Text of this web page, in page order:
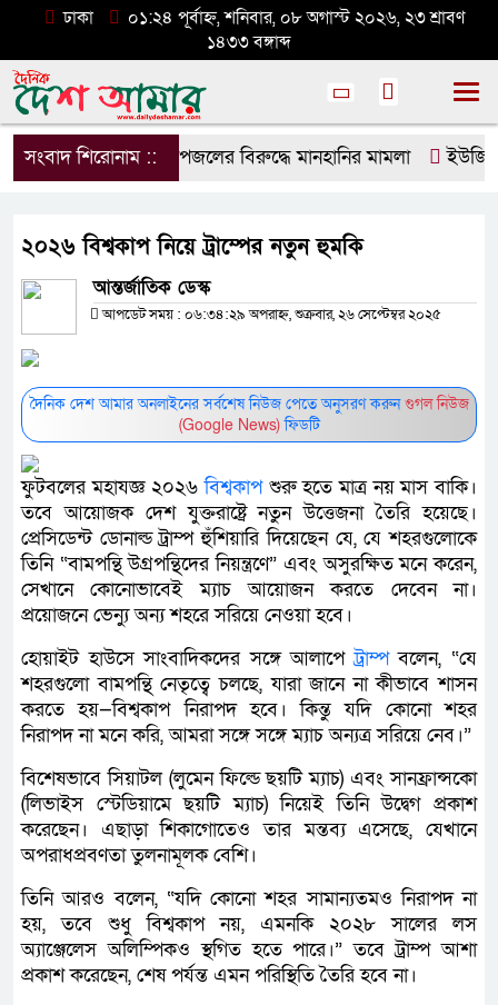
ঢাকা
০১:২৪ পূর্বাহ্ন, শনিবার, ০৮ অগাস্ট ২০২৬, ২৩ শ্রাবণ
১৪৩৩ বঙ্গাব্দ
সংবাদ শিরোনাম ::ডিপজলের বিরুদ্ধে মানহানির মামলা
২০২৬ বিশ্বকাপ নিয়ে ট্রাম্পের নতুন হুমকি
আন্তর্জাতিক ডেস্ক
আপডেট সময় : ০৬:৩৪:২৯ অপরাহ্ন, শুক্রবার, ২৬ সেপ্টেম্বর ২০২৫
দৈনিক দেশ আমার অনলাইনের সর্বশেষ নিউজ পেতে অনুসরণ করুনগুগল নিউজ
(Google News)ফিডটি
ফুটবলের মহাযজ্ঞ ২০২৬বিশ্বকাপশুরু হতে মাত্র নয় মাস বাকি।
তবে আয়োজক দেশ যুক্তরাষ্ট্রে নতুন উত্তেজনা তৈরি হয়েছে।
প্রেসিডেন্ট ডোনাল্ড ট্রাম্প হুঁশিয়ারি দিয়েছেন যে, যে শহরগুলোকে
তিনি “বামপন্থি উগ্রপন্থিদের নিয়ন্ত্রণে” এবং অসুরক্ষিত মনে করেন,
সেখানে কোনোভাবেই ম্যাচ আয়োজন করতে দেবেন না।
প্রয়োজনে ভেন্যু অন্য শহরে সরিয়ে নেওয়া হবে।
হোয়াইট হাউসে সাংবাদিকদের সঙ্গে আলাপেট্রাম্পবলেন, “যে
শহরগুলো বামপন্থি নেতৃত্বে চলছে, যারা জানে না কীভাবে শাসন
করতে হয়—বিশ্বকাপ নিরাপদ হবে। কিন্তু যদি কোনো শহর
নিরাপদ না মনে করি, আমরা সঙ্গে সঙ্গে ম্যাচ অন্যত্র সরিয়ে নেব।”
বিশেষভাবে সিয়াটল (লুমেন ফিল্ডে ছয়টি ম্যাচ) এবং সানফ্রান্সকো
(লিভাইস স্টেডিয়ামে ছয়টি ম্যাচ) নিয়েই তিনি উদ্বেগ প্রকাশ
করেছেন। এছাড়া শিকাগোতেও তার মন্তব্য এসেছে, যেখানে
অপরাধপ্রবণতা তুলনামূলক বেশি।
তিনি আরও বলেন, “যদি কোনো শহর সামান্যতমও নিরাপদ না
হয়, তবে শুধু বিশ্বকাপ নয়, এমনকি ২০২৮ সালের লস
অ্যাঞ্জেলেস অলিম্পিকও স্থগিত হতে পারে।” তবে ট্রাম্প আশা
প্রকাশ করেছেন, শেষ পর্যন্ত এমন পরিস্থিতি তৈরি হবে না।